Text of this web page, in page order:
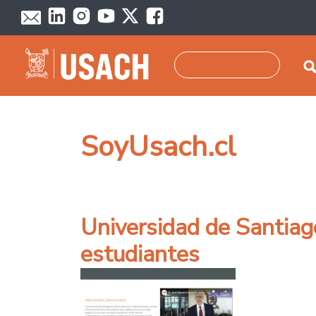
Pasar al contenido principal
SoyUsach.cl
Universidad de
estudiantes